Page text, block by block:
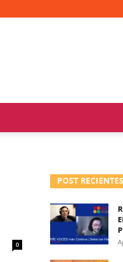
0
POST RECIENTES